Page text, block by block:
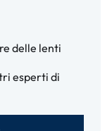
delle lenti
esperti di